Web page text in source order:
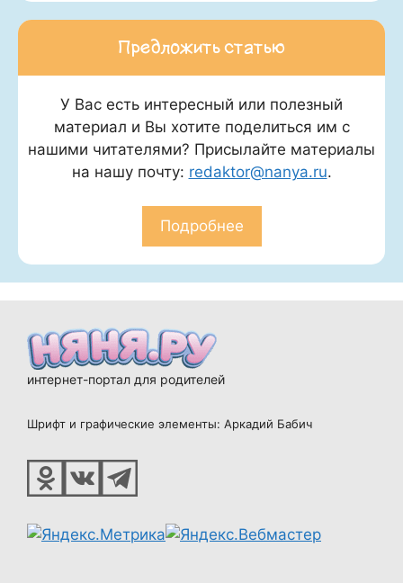
Предложить статью
У Вас есть интересный или полезный
материал и Вы хотите поделиться им с
нашими читателями? Присылайте материалы
на нашу почту: redaktor@nanya.ru.
Подробнее
интернет-портал для родителей
Шрифт и графические элементы: Аркадий Бабич